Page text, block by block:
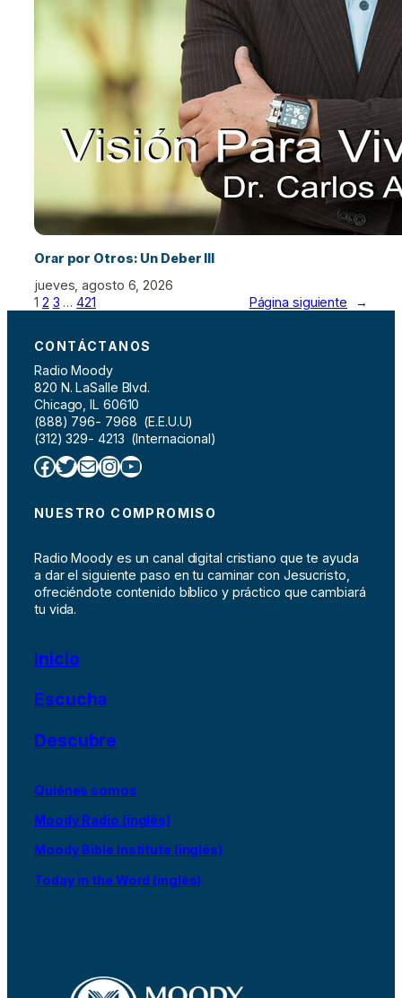
Orar por Otros: Un Deber III
jueves, agosto 6, 2026
1 2 3 … 421 Página siguiente →
CONTÁCTANOS
Radio Moody
820 N. LaSalle Blvd.
Chicago, IL 60610
(888) 796- 7968 (E.E.U.U)
(312) 329- 4213 (Internacional)
Facebook Twitter Correo electrónico InstagramYouTube
NUESTRO COMPROMISO
Radio Moody es un canal digital cristiano que te ayuda
a dar el siguiente paso en tu caminar con Jesucristo,
ofreciéndote contenido bíblico y práctico que cambiará
tu vida.
Inicio
Escucha
Descubre
Quiénes somos
Moody Radio (inglés)
Moody Bible Institute (inglés)
Today in the Word (inglés)